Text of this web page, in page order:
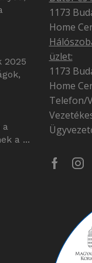
2025
a ...
1173
Home
üzlet:
1173
Home
Telefon/